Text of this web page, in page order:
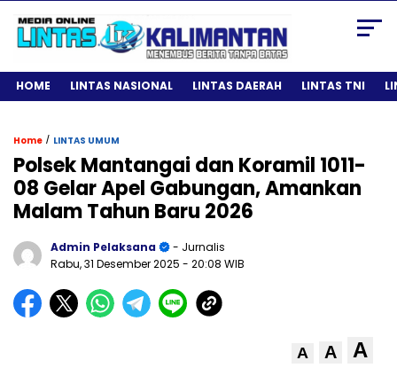
HOME LINTAS NASIONAL LINTAS DAERAH LINTAS TNI
Home / LINTAS UMUM
Polsek Mantangai dan Koramil 1011-
08 Gelar Apel Gabungan, Amankan
Malam Tahun Baru 2026
Admin Pelaksana
- Jurnalis
Rabu, 31 Desember 2025 - 20:08 WIB
A A A